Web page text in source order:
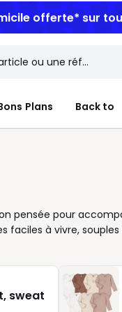
offerte*sur
Plans Back to
pensée pour
faciles à vivre,
sa tenue, pour allier
des ensembles
entre style et
un imprimé discret
sweat